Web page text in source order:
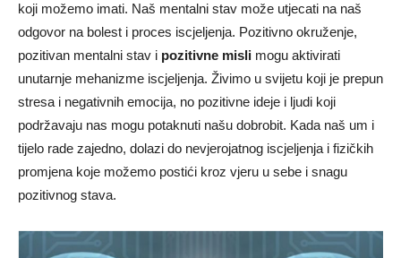
koji možemo imati. Naš mentalni stav može utjecati na naš
odgovor na bolest i proces iscjeljenja. Pozitivno okruženje,
pozitivan mentalni stav i pozitivne misli mogu aktivirati
unutarnje mehanizme iscjeljenja. Živimo u svijetu koji je prepun
stresa i negativnih emocija, no pozitivne ideje i ljudi koji
podržavaju nas mogu potaknuti našu dobrobit. Kada naš um i
tijelo rade zajedno, dolazi do nevjerojatnog iscjeljenja i fizičkih
promjena koje možemo postići kroz vjeru u sebe i snagu
pozitivnog stava.